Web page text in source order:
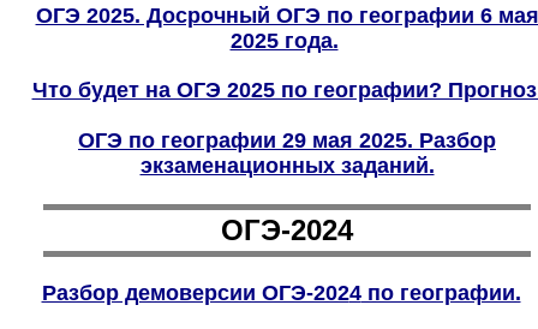
ОГЭ 2025. Досрочный ОГЭ по географии 6 мая
2025 года.
Что будет на ОГЭ 2025 по географии?
ОГЭ по географии 29 мая 2025. Разбор
экзаменационных заданий.
ОГЭ-2024
Разбор демоверсии ОГЭ-2024по географии.